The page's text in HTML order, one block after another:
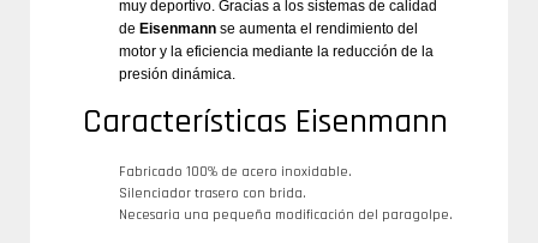
muy deportivo. Gracias a los sistemas de calidad
de Eisenmann se aumenta el rendimiento del
motor y la eficiencia mediante la reducción de la
presión dinámica.
Características Eisenmann
Fabricado 100% de acero inoxidable.
Silenciador trasero con brida.
Necesaria una pequeña modificación del paragolpe.